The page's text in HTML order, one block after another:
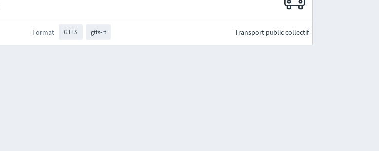
Format GTFS gtfs-rt Transport public collectif